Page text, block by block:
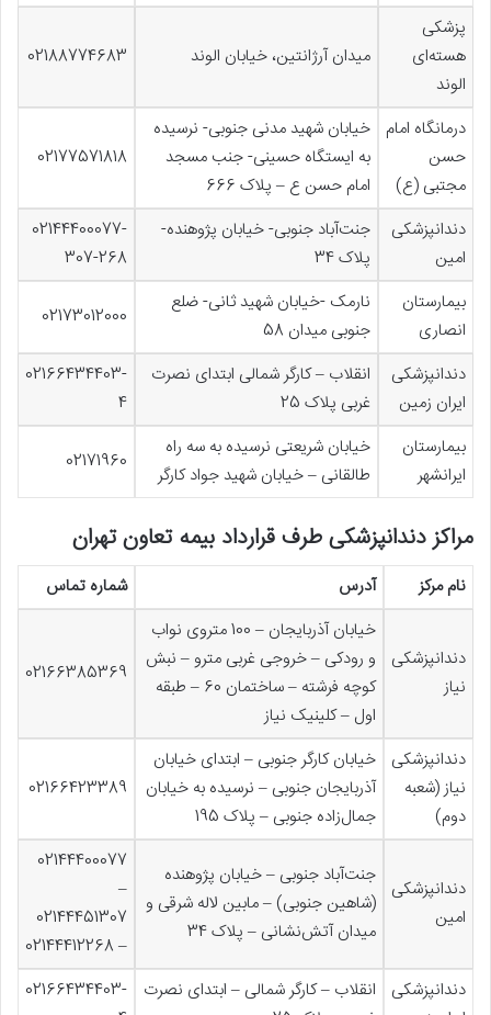
پزشکی
هسته‌ای
الوند
میدان آرژانتین، خیابان الوند 02188774683
درمانگاه امام
حسن
مجتبی (ع)
خیابان شهید مدنی جنوبی- نرسیده
به ایستگاه حسینی- جنب مسجد
امام حسن ع – پلاک 666
02177571818
دندانپزشکی
امین
جنت‌آباد جنوبی- خیابان پژوهنده-
پلاک 34
02144400077-
307-268
بیمارستان
انصاری
نارمک -خیابان شهید ثانی- ضلع
جنوبی میدان 58
02173012000
دندانپزشکی
ایران زمین
انقلاب – کارگر شمالی ابتدای نصرت
غربی پلاک 25
02166434403-
4
بیمارستان
ایرانشهر
خیابان شریعتی نرسیده به سه راه
طالقانی – خیابان شهید جواد کارگر
02171960
مراکز دندانپزشکی طرف قرارداد بیمه تعاون تهران
نام مرکز آدرس شماره تماس
دندانپزشکی
نیاز
خیابان آذربایجان – 100 متروی نواب
و رودکی – خروجی غربی مترو – نبش
کوچه فرشته – ساختمان 60 – طبقه
اول – کلینیک نیاز
02166385369
دندانپزشکی
نیاز (شعبه
دوم)
خیابان کارگر جنوبی – ابتدای خیابان
آذربایجان جنوبی – نرسیده به خیابان
جمال‌زاده جنوبی – پلاک 195
02166423389
دندانپزشکی
امین
جنت‌آباد جنوبی – خیابان پژوهنده
(شاهین جنوبی) – مابین لاله شرقی و
میدان آتش‌نشانی – پلاک 34
02144400077
–
02144451307
– 02144412268
دندانپزشکی
انقلاب – کارگر شمالی – ابتدای نصرت
02166434403-